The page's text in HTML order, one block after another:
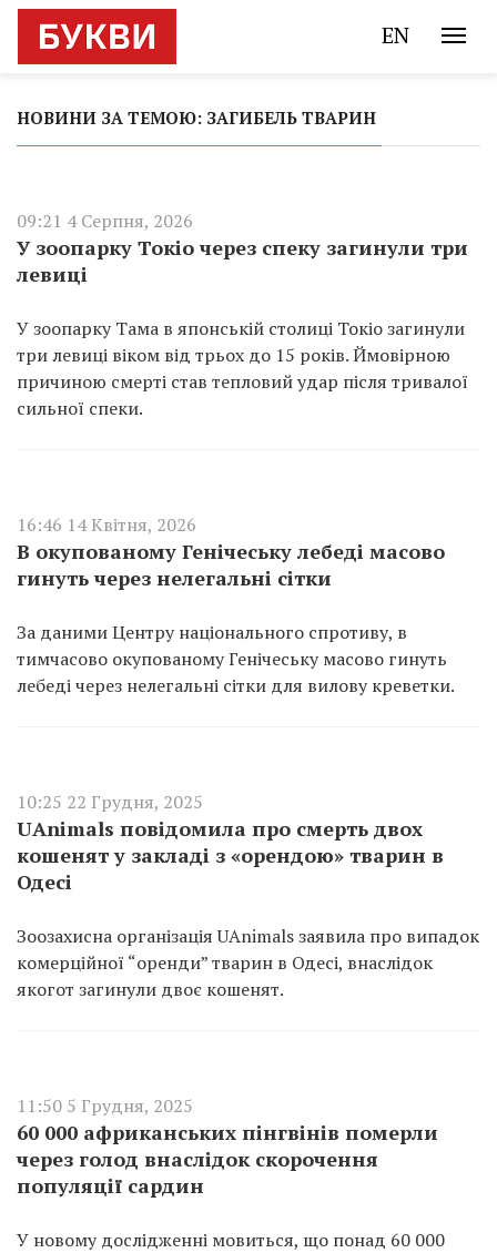
EN
НОВИНИ ЗА ТЕМОЮ: ЗАГИБЕЛЬ ТВАРИН
09:21 4 Серпня, 2026
У зоопарку Токіо через спеку загинули три
левиці
У зоопарку Тама в японській столиці Токіо загинули
три левиці віком від трьох до 15 років. Ймовірною
причиною смерті став тепловий удар після тривалої
сильної спеки.
16:46 14 Квітня, 2026
В окупованому Генічеську лебеді масово
гинуть через нелегальні сітки
За даними Центру національного спротиву, в
тимчасово окупованому Генічеську масово гинуть
лебеді через нелегальні сітки для вилову креветки.
10:25 22 Грудня, 2025
UAnimals повідомила про смерть двох
кошенят у закладі з «орендою» тварин в
Одесі
Зоозахисна організація UAnimals заявила про випадок
комерційної “оренди” тварин в Одесі, внаслідок
якогот загинули двоє кошенят.
11:50 5 Грудня, 2025
60 000 африканських пінгвінів померли
через голод внаслідок скорочення
популяції сардин
У новому дослідженні мовиться, що понад 60 000